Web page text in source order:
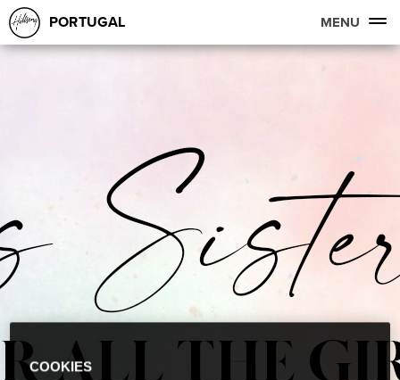
PORTUGAL MENU
COOKIES